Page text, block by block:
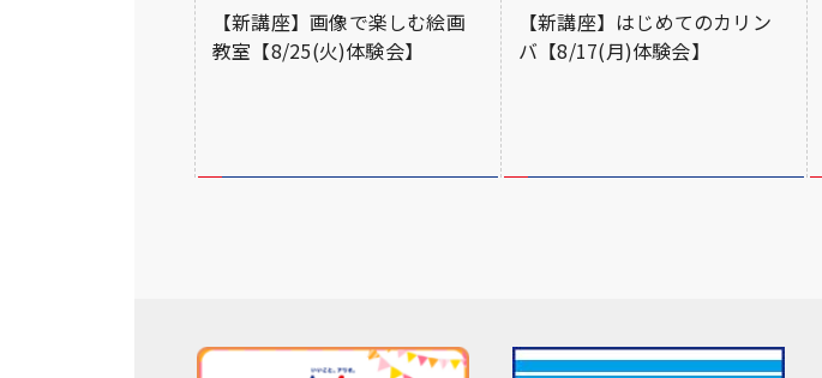
【新講座】画像で楽しむ絵画
教室【8/25(火)体験会】
【新講座】はじめてのカリン
バ【8/17(月)体験会】